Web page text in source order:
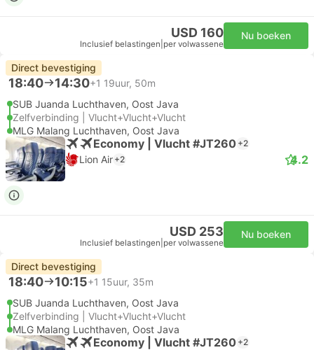
USD 160
Inclusief belastingen per volwassene
Nu boeken
Direct bevestiging
18:40 14:30+1 19uur, 50m
SUB Juanda Luchthaven, Oost Java
Zelfverbinding | Vlucht+Vlucht+Vlucht
MLG Malang Luchthaven, Oost Java
Economy | Vlucht #JT260 +2
Lion Air +2 4.2
USD 253
Inclusief belastingen per volwassene
Nu boeken
Direct bevestiging
18:40 10:15+1 15uur, 35m
SUB Juanda Luchthaven, Oost Java
Zelfverbinding | Vlucht+Vlucht+Vlucht
MLG Malang Luchthaven, Oost Java
Economy | Vlucht #JT260 +2